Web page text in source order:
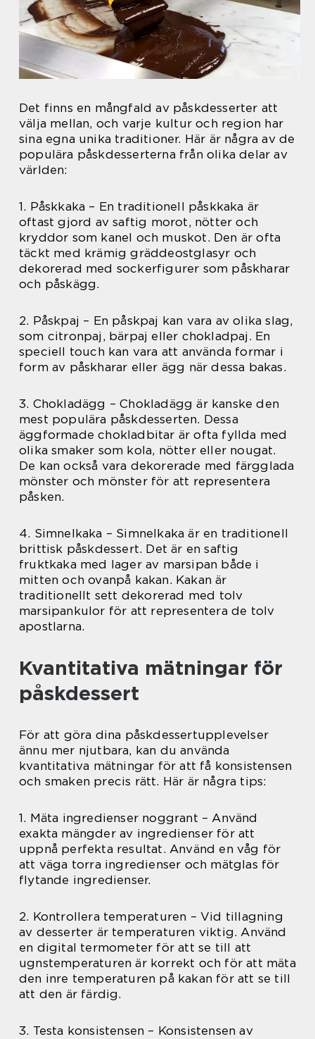
Det finns en mångfald av påskdesserter att
välja mellan, och varje kultur och region har
sina egna unika traditioner. Här är några av de
populära påskdesserterna från olika delar av
världen:
1. Påskkaka – En traditionell påskkaka är
oftast gjord av saftig morot, nötter och
kryddor som kanel och muskot. Den är ofta
täckt med krämig gräddeostglasyr och
dekorerad med sockerfigurer som påskharar
och påskägg.
2. Påskpaj – En påskpaj kan vara av olika slag,
som citronpaj, bärpaj eller chokladpaj. En
speciell touch kan vara att använda formar i
form av påskharar eller ägg när dessa bakas.
3. Chokladägg – Chokladägg är kanske den
mest populära påskdesserten. Dessa
äggformade chokladbitar är ofta fyllda med
olika smaker som kola, nötter eller nougat.
De kan också vara dekorerade med färgglada
mönster och mönster för att representera
påsken.
4. Simnelkaka – Simnelkaka är en traditionell
brittisk påskdessert. Det är en saftig
fruktkaka med lager av marsipan både i
mitten och ovanpå kakan. Kakan är
traditionellt sett dekorerad med tolv
marsipankulor för att representera de tolv
apostlarna.
Kvantitativa mätningar för
påskdessert
För att göra dina påskdessertupplevelser
ännu mer njutbara, kan du använda
kvantitativa mätningar för att få konsistensen
och smaken precis rätt. Här är några tips:
1. Mäta ingredienser noggrant – Använd
exakta mängder av ingredienser för att
uppnå perfekta resultat. Använd en våg för
att väga torra ingredienser och mätglas för
flytande ingredienser.
2. Kontrollera temperaturen – Vid tillagning
av desserter är temperaturen viktig. Använd
en digital termometer för att se till att
ugnstemperaturen är korrekt och för att mäta
den inre temperaturen på kakan för att se till
att den är färdig.
3. Testa konsistensen – Konsistensen av